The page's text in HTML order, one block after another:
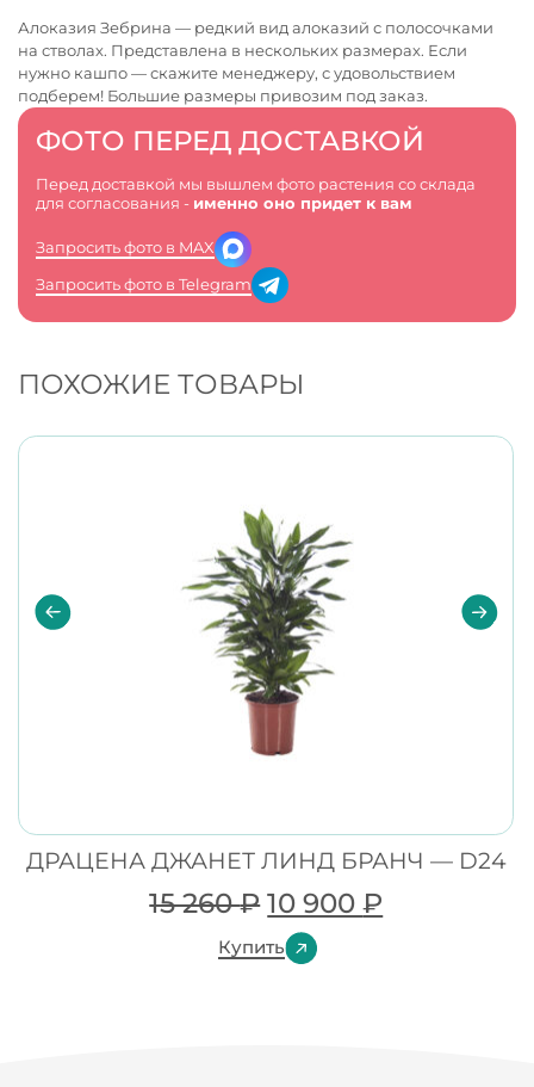
ФОТО ПЕРЕД ДОСТАВКОЙ
Перед доставкой мы вышлем фото растения со склада
для согласования - именно оно придет к вам
Запросить фото в MAX
Запросить фото в Telegram
Алоказия Зебрина — редкий вид алоказий с полосочками
на стволах. Представлена в нескольких размерах. Если
нужно кашпо — скажите менеджеру, с удовольствием
подберем! Большие размеры привозим под заказ.
ПОХОЖИЕ ТОВАРЫ
ДРАЦЕНА ДЖАНЕТ ЛИНД БРАНЧ — D24
15 260₽ 10 900₽
Купить